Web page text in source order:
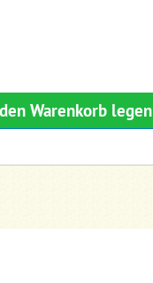
Warenkorb legen